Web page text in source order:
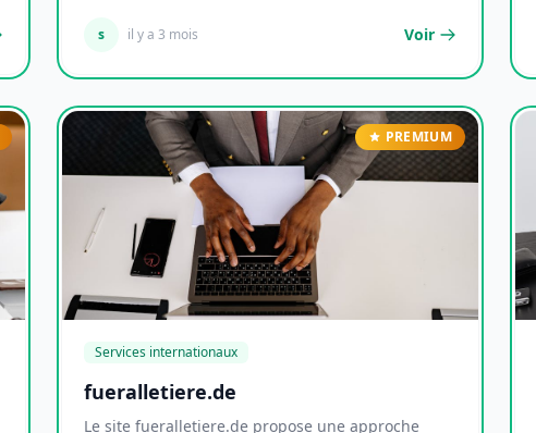
s il y a 3 mois Voir
PREMIUM
Services internationaux
fueralletiere.de
Le site fueralletiere.de propose une approche